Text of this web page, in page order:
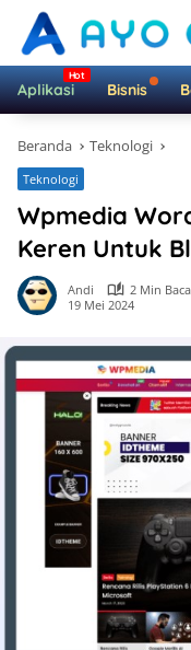
Langsung
konten
Aplikasi Bisnis
Beranda Teknologi
Teknologi
Wpmedia
Keren Untuk
Andi
2 Min Baca
19 Mei 2024